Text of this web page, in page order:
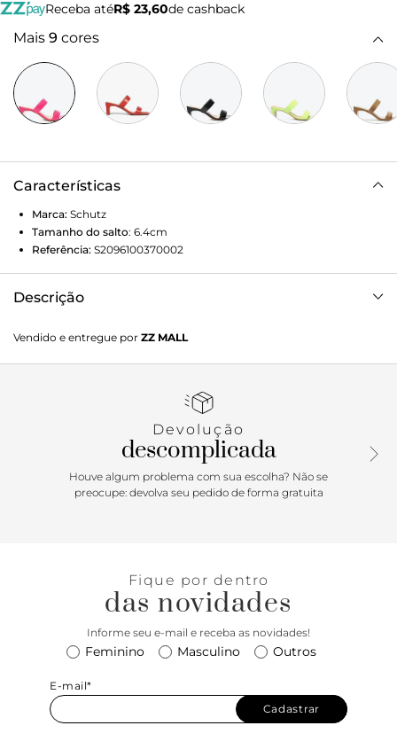
Receba atéR$ 23,60de cashback
Mais 9 cores
Características
Marca: Schutz
Tamanho do salto: 6.4cm
Referência: S2096100370002
Descrição
surge ainda mais irresistível nessa versão que traz toda a
sofisticação do design minimalista e o toque trendy da cor
também no salto reto estilizado, fazendo com que essa
elegantes e cheias de personalidade - pense em
combinações que vão do vestido leve à calça cropped, sem
falar no jeans ou aquele macacão de alfaiataria. Vai ser a
aposta ideal para atualizar o look em apenas um toque!
Vendido e entregue por ZZ MALL
Devolução
descomplicada
Houve algum problema com sua escolha? Não se
preocupe: devolva seu pedido de forma gratuita
Fique por dentro
das novidades
Informe seu e-mail e receba as novidades!
Feminino Masculino Outros
E-mail*
Cadastrar